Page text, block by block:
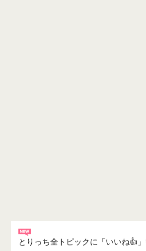
とりっち全トピックに「いいね👍